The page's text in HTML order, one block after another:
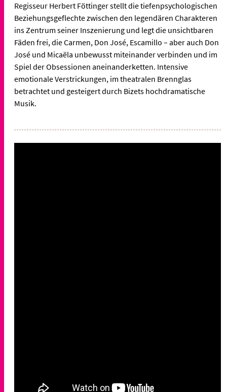
Regisseur Herbert Föttinger stellt die tiefenpsychologischen
Beziehungsgeflechte zwischen den legendären Charakteren
ins Zentrum seiner Inszenierung und legt die unsichtbaren
Fäden frei, die Carmen, Don José, Escamillo – aber auch Don
José und Micaëla unbewusst miteinander verbinden und im
Spiel der Obsessionen aneinanderketten. Intensive
emotionale Verstrickungen, im theatralen Brennglas
betrachtet und gesteigert durch Bizets hochdramatische
Musik.